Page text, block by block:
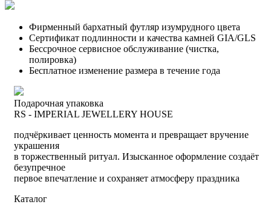
Фирменный бархатный футляр изумрудного цвета
Сертификат подлинности и качества камней GIA/GLS
Бессрочное сервисное обслуживание (чистка,
полировка)
Бесплатное изменение размера в течение года
Подарочная упаковка
RS - IMPERIAL JEWELLERY HOUSE
подчёркивает ценность момента и превращает вручение
украшения
в торжественный ритуал. Изысканное оформление создаёт
безупречное
первое впечатление и сохраняет атмосферу праздника
Каталог